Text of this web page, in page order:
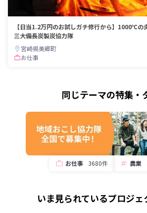
【日当1.2万円のお試しガチ修行から】1000℃の
三大備長炭製炭協力隊
宮崎県美郷町
お仕事
同じテーマの特集・
お仕事 3680件 農業
いま見られているプロジ